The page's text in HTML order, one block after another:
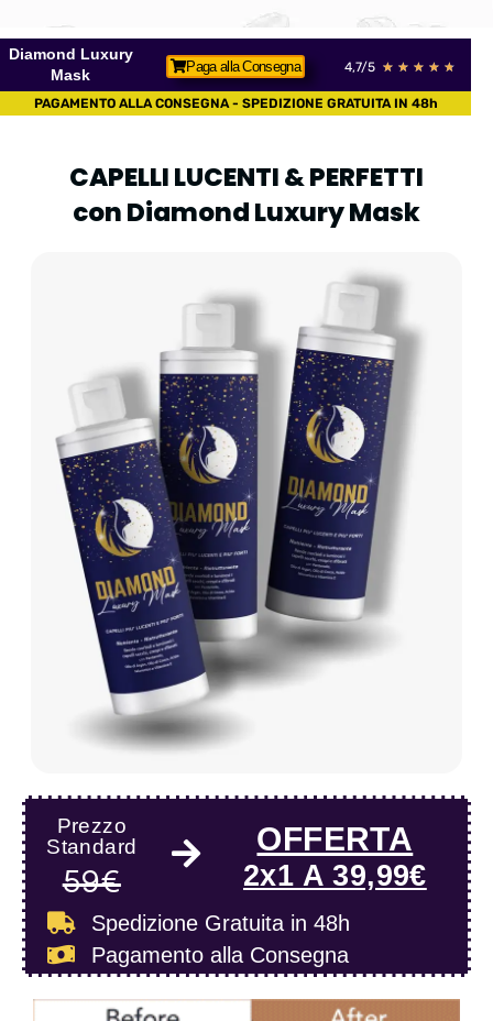
Diamond Luxury
Mask
Paga alla Consegna 4,7/5 ★ ★ ★ ★ ★
PAGAMENTO ALLA CONSEGNA - SPEDIZIONE GRATUITA IN 48h
CAPELLI LUCENTI & PERFETTI
con Diamond Luxury Mask
Prezzo
Standard
59€
OFFERTA
2x1 A 39,99€
Spedizione Gratuita in 48h
Pagamento alla Consegna